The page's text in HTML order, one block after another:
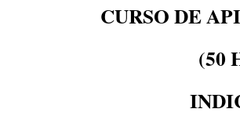
CURSO DE
(50